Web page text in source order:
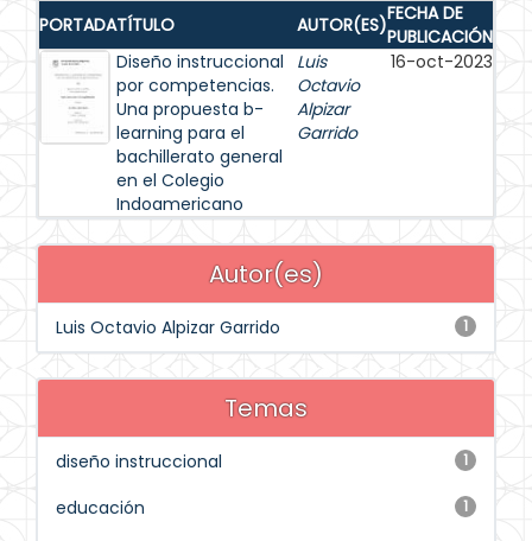
PORTADATÍTULO AUTOR(ES)FECHA DE
PUBLICACIÓN
Diseño instruccional
por competencias.
Una propuesta b-
learning para el
bachillerato general
en el Colegio
Indoamericano
Luis
Octavio
Alpizar
Garrido
16-oct-2023
Autor(es)
1
Luis Octavio Alpizar Garrido
Temas
1
diseño instruccional
1
educación